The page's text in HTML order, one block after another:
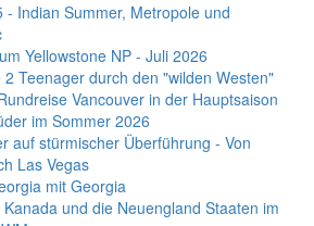
- Indian Summer, Metropole und
Yellowstone NP - Juli 2026
Teenager durch den "wilden Westen"
Vancouver in der Hauptsaison
im Sommer 2026
auf stürmischer Überführung - Von
Las Vegas
mit Georgia
und die Neuengland Staaten im